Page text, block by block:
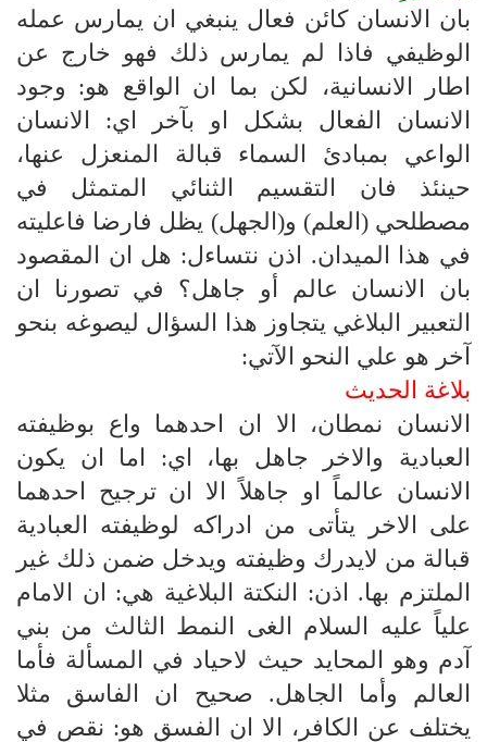
بان الانسان كائن فعال ينبغي ان يمارس عمله
الوظيفي فاذا لم يمارس ذلك فهو خارج عن
اطار الانسانية، لكن بما ان الواقع هو: وجود
الانسان الفعال بشكل او بآخر اي: الانسان
الواعي بمبادئ السماء قبالة المنعزل عنها،
حينئذ فان التقسيم الثنائي المتمثل في
مصطلحي (العلم) و(الجهل) يظل فارضا فاعليته
في هذا الميدان. اذن نتساءل: هل ان المقصود
بان الانسان عالم أو جاهل؟ في تصورنا ان
التعبير البلاغي يتجاوز هذا السؤال ليصوغه بنحو
آخر هو علي النحو الآتي:
بلاغة الحديث
الانسان نمطان، الا ان احدهما واع بوظيفته
العبادية والاخر جاهل بها، اي: اما ان يكون
الانسان عالماً او جاهلاً الا ان ترجيح احدهما
على الاخر يتأتى من ادراكه لوظيفته العبادية
قبالة من لايدرك وظيفته ويدخل ضمن ذلك غير
الملتزم بها. اذن: النكتة البلاغية هي: ان الامام
علياً عليه السلام الغى النمط الثالث من بني
آدم وهو المحايد حيث لاحياد في المسألة فأما
العالم وأما الجاهل. صحيح ان الفاسق مثلا
يختلف عن الكافر، الا ان الفسق هو: نقص في